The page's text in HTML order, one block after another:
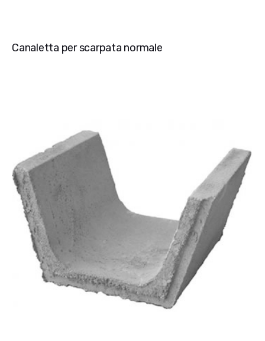
Canaletta per scarpata normale